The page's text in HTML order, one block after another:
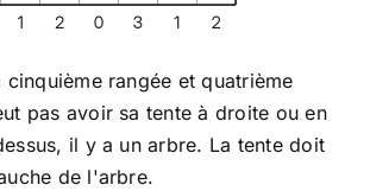
cinquième rangée et quatrième
pas avoir sa tente à droite ou en
il y a un arbre. La tente doit
de l'arbre.